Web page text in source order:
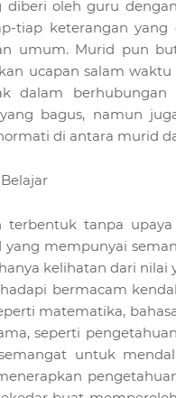
diberi oleh guru
tiap keterangan
umum. Murid pun
ucapan salam
dalam
bagus, namun
di antara murid
terbentuk tanpa
mempunyai
kelihatan dari
bermacam
matematika,
seperti
untuk